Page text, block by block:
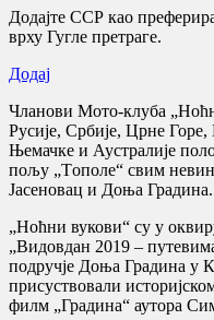
Додајте ССР као
врху Гугле претраге.
Додај
Чланови Мото-клуба
Русије, Србије, Црне
Њемачке и Аустралије
пољу „Tополе“ свим
Јасеновац и Доња Градина.
„Ноћни вукови“ су у
„Видовдан 2019 –
подручје Доња Градина у
присуствовали
филм „Градина“ аутора